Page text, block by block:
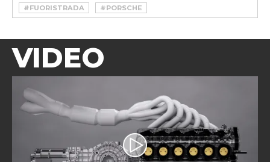
#FUORISTRADA #PORSCHE
VIDEO